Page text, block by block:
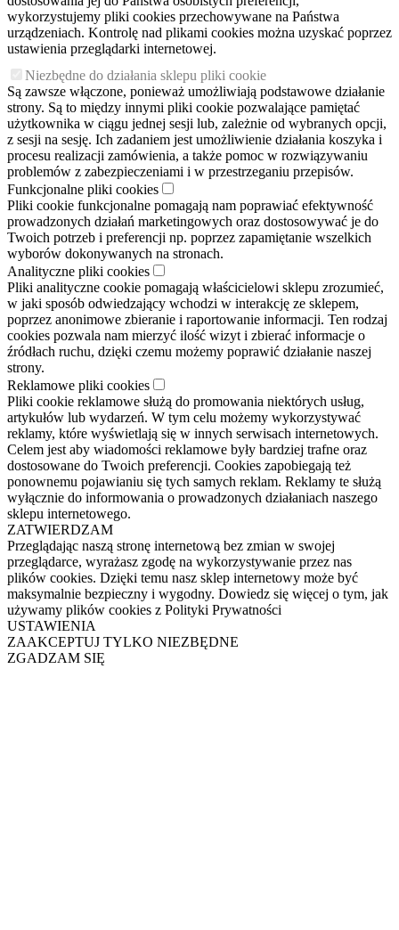
wykorzystujemy pliki cookies przechowywane na Państwa
urządzeniach. Kontrolę nad plikami cookies można uzyskać poprzez
ustawienia przeglądarki internetowej.
Niezbędne do działania sklepu pliki cookie
Są zawsze włączone, ponieważ umożliwiają podstawowe działanie
strony. Są to między innymi pliki cookie pozwalające pamiętać
użytkownika w ciągu jednej sesji lub, zależnie od wybranych opcji,
z sesji na sesję. Ich zadaniem jest umożliwienie działania koszyka i
procesu realizacji zamówienia, a także pomoc w rozwiązywaniu
problemów z zabezpieczeniami i w przestrzeganiu przepisów.
Funkcjonalne pliki cookies
Pliki cookie funkcjonalne pomagają nam poprawiać efektywność
prowadzonych działań marketingowych oraz dostosowywać je do
Twoich potrzeb i preferencji np. poprzez zapamiętanie wszelkich
wyborów dokonywanych na stronach.
Analityczne pliki cookies
Pliki analityczne cookie pomagają właścicielowi sklepu zrozumieć,
w jaki sposób odwiedzający wchodzi w interakcję ze sklepem,
poprzez anonimowe zbieranie i raportowanie informacji. Ten rodzaj
cookies pozwala nam mierzyć ilość wizyt i zbierać informacje o
źródłach ruchu, dzięki czemu możemy poprawić działanie naszej
strony.
Reklamowe pliki cookies
Pliki cookie reklamowe służą do promowania niektórych usług,
artykułów lub wydarzeń. W tym celu możemy wykorzystywać
reklamy, które wyświetlają się w innych serwisach internetowych.
Celem jest aby wiadomości reklamowe były bardziej trafne oraz
dostosowane do Twoich preferencji. Cookies zapobiegają też
ponownemu pojawianiu się tych samych reklam. Reklamy te służą
wyłącznie do informowania o prowadzonych działaniach naszego
sklepu internetowego.
ZATWIERDZAM
Przeglądając naszą stronę internetową bez zmian w swojej
przeglądarce, wyrażasz zgodę na wykorzystywanie przez nas
plików cookies. Dzięki temu nasz sklep internetowy może być
maksymalnie bezpieczny i wygodny. Dowiedz się więcej o tym, jak
używamy plików cookies z Polityki Prywatności
USTAWIENIA
ZAAKCEPTUJ TYLKO NIEZBĘDNE
ZGADZAM SIĘ